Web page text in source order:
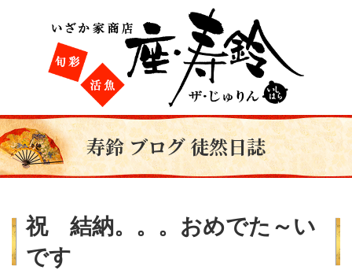
寿鈴 ブログ 徒然日誌
祝 結納。。。おめでた～い
です